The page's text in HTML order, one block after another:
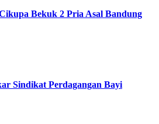
Bekuk 2 Pria Asal Bandung
Sindikat Perdagangan Bayi